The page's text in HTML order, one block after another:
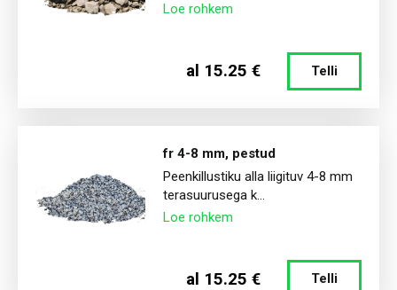
Loe rohkem
al 15.25 € Telli
fr 4-8 mm, pestud
Peenkillustiku alla liigituv 4-8 mm
terasuurusega k...
Loe rohkem
al 15.25 € Telli